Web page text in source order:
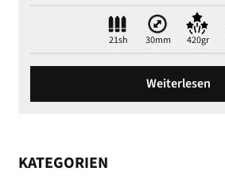
21sh 30mm 420gr
Weiterlesen
KATEGORIEN